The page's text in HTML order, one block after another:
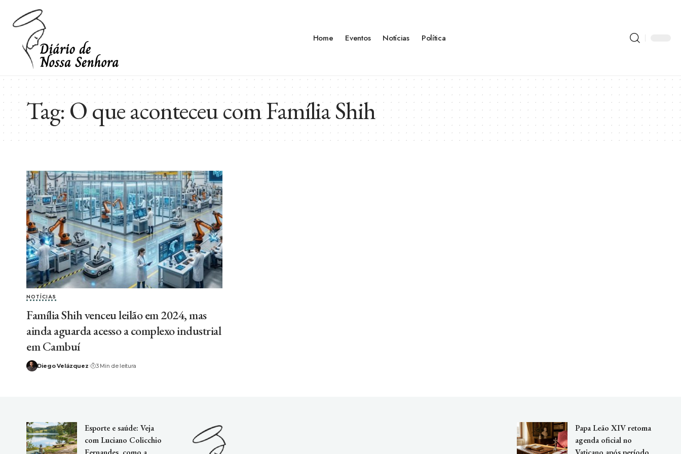
Home Eventos Notícias Política
Tag:O que aconteceu com Família Shih
NOTÍCIAS
Família Shih venceu leilão em 2024, mas
ainda aguarda acesso a complexo industrial
em Cambuí
Diego Velázquez 3 Min de leitura
Esporte e saúde: Veja
com Luciano Colicchio
Papa Leão XIV retoma
agenda oficial no